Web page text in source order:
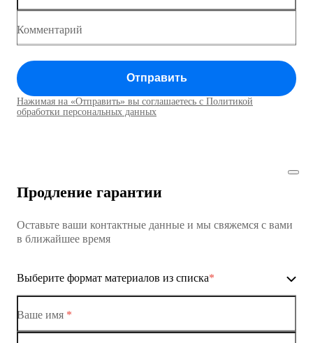
Коммутатор доступа MES1428
Коммутатор доступа MES1428
Коммутаторы доступа01
Коммутатор доступа MES1428
Коммутатор доступа MES1428
Коммутаторы доступа
Комментарий
Отправить
Нажимая на «Отправить» вы соглашаетесь с Политикой
обработки персональных данных
Продление гарантии
Оставьте ваши контактные данные и мы свяжемся с вами
в ближайшее время
Выберите формат материалов из списка*
Ваше имя *